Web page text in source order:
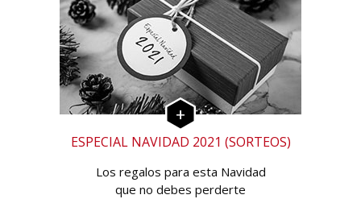
ESPECIAL NAVIDAD 2021 (SORTEOS)
Los regalos para esta Navidad
que no debes perderte